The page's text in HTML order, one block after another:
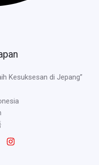
Kesuksesan di Jepang”